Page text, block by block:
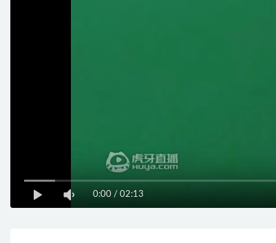
0:00 / 02:13